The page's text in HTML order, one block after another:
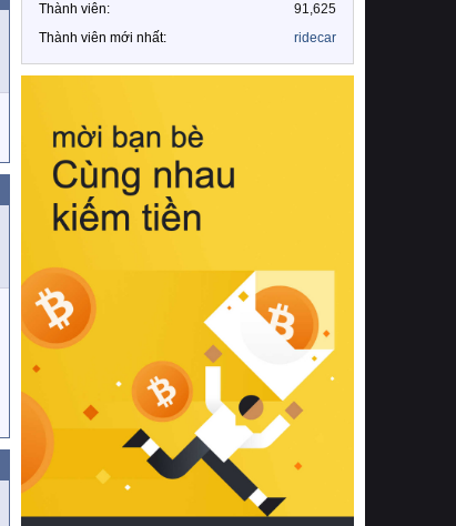
Thành viên
91,625
Thành viên mới nhất
ridecar